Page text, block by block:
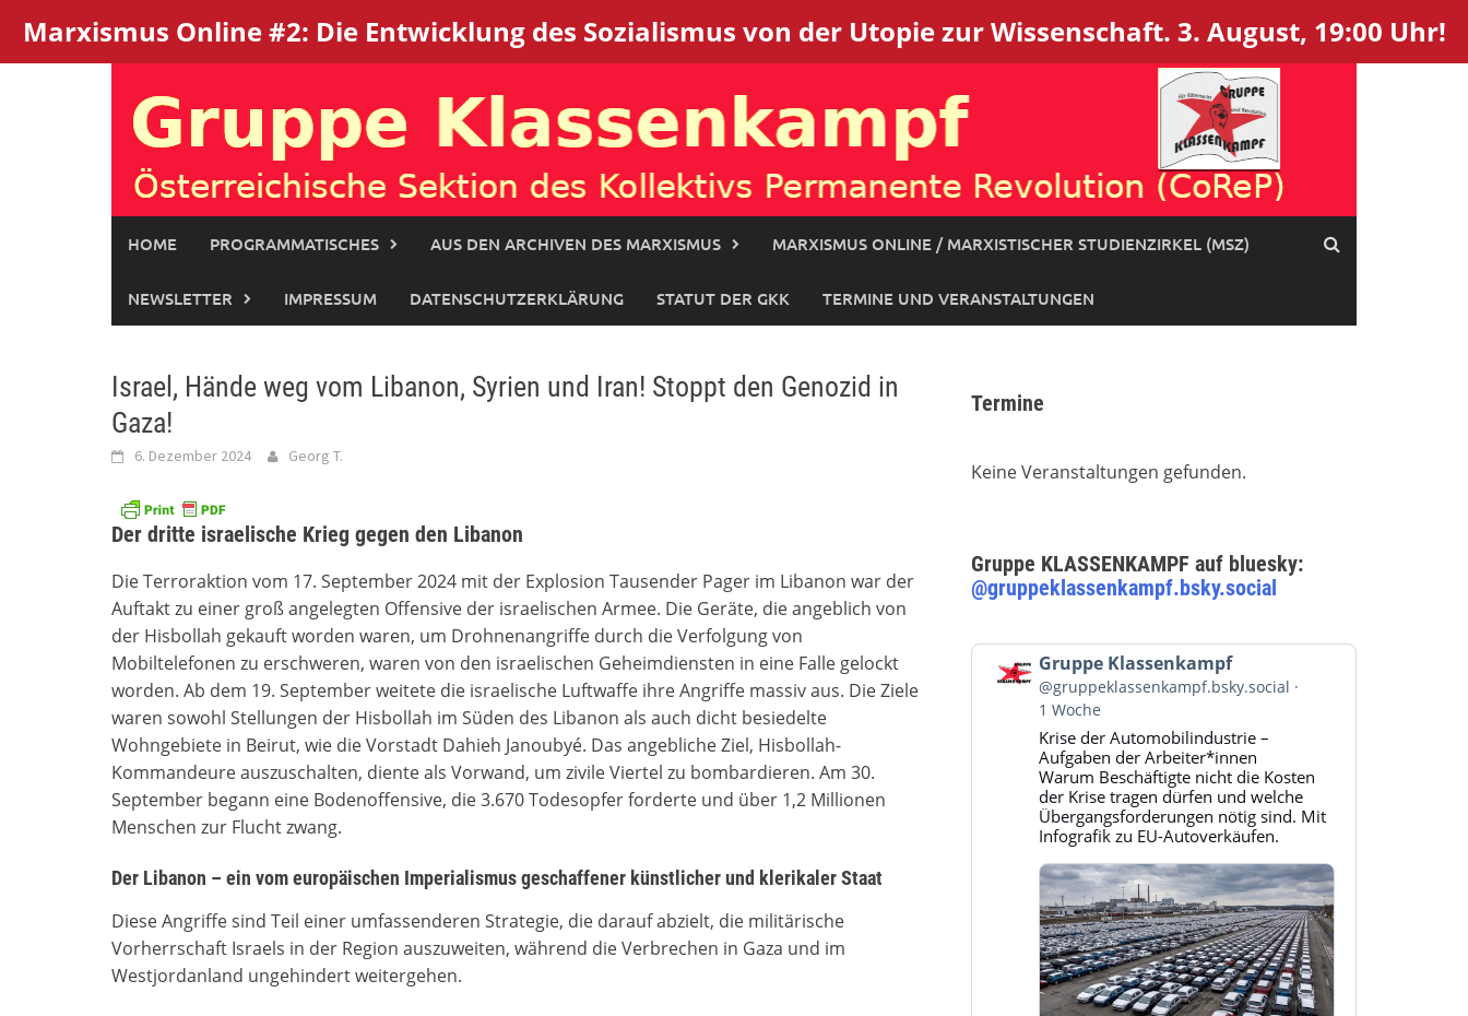
Marxismus Online #2: Die Entwicklung des Sozialismus von der Utopie zur Wissenschaft. 3. August, 19:00 Uhr!
HOME PROGRAMMATISCHES AUS DEN ARCHIVEN DES MARXISMUS MARXISMUS ONLINE / MARXISTISCHER STUDIENZIRKEL (MSZ)
NEWSLETTER IMPRESSUM DATENSCHUTZERKLÄRUNG STATUT DER GKK TERMINE UND VERANSTALTUNGEN
Israel, Hände weg vom Libanon, Syrien und Iran! Stoppt den Genozid in
Gaza!
6. Dezember 2024 Georg T.
Der dritte israelische Krieg gegen den Libanon
Die Terroraktion vom 17. September 2024 mit der Explosion Tausender Pager im Libanon war der
Auftakt zu einer groß angelegten Offensive der israelischen Armee. Die Geräte, die angeblich von
der Hisbollah gekauft worden waren, um Drohnenangriffe durch die Verfolgung von
Mobiltelefonen zu erschweren, waren von den israelischen Geheimdiensten in eine Falle gelockt
worden. Ab dem 19. September weitete die israelische Luftwaffe ihre Angriffe massiv aus. Die Ziele
waren sowohl Stellungen der Hisbollah im Süden des Libanon als auch dicht besiedelte
Wohngebiete in Beirut, wie die Vorstadt Dahieh Janoubyé. Das angebliche Ziel, Hisbollah-
Kommandeure auszuschalten, diente als Vorwand, um zivile Viertel zu bombardieren. Am 30.
September begann eine Bodenoffensive, die 3.670 Todesopfer forderte und über 1,2 Millionen
Menschen zur Flucht zwang.
Der Libanon – ein vom europäischen Imperialismus geschaffener künstlicher und klerikaler Staat
Diese Angriffe sind Teil einer umfassenderen Strategie, die darauf abzielt, die militärische
Vorherrschaft Israels in der Region auszuweiten, während die Verbrechen in Gaza und im
Westjordanland ungehindert weitergehen.
Termine
Keine Veranstaltungen gefunden.
Gruppe KLASSENKAMPF auf bluesky:
@gruppeklassenkampf.bsky.social
Beitrag
von
Gruppe
Klassenkampf
Bluesky
ansehen
Gruppe Klassenkampf
@gruppeklassenkampf.bsky.social
1 Woche
Krise der Automobilindustrie –
Aufgaben der Arbeiter*innen
Warum Beschäftigte nicht die Kosten
der Krise tragen dürfen und welche
Übergangsforderungen nötig sind. Mit
Infografik zu EU-Autoverkäufen.